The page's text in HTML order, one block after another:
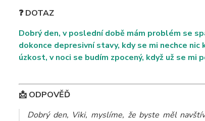
❓ DOTAZ
Dobrý den, v poslední době mám problém se
dokonce depresivní stavy, kdy se mi nechce
úzkost, v noci se budím zpocený, když už se mi
📩 ODPOVĚĎ
Dobrý den, Viki, myslíme, že byste měl